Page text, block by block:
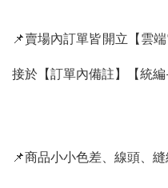
📌賣場內訂單皆開立【雲
接於【訂單內備註】【統編
📌商品小小色差、線頭、